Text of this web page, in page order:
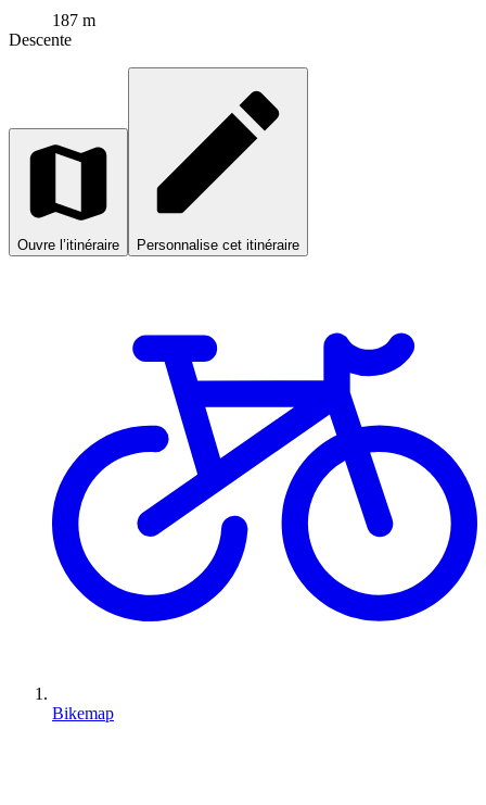
187 m
Descente
Ouvre l’itinéraire Personnalise cet itinéraire
Bikemap